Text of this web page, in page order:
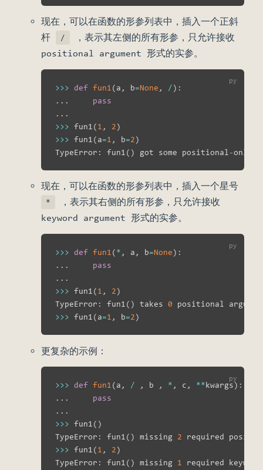
现在，可以在函数的形参列表中，插入一个正斜
杆
/
，表示其左侧的所有形参，只允许接收
positional argument 形式的实参。
>>> def fun1 (a , b=None , /) :
. . .
pass
. . .
>>> fun1 (1 , 2)
>>> fun1 (a=1 , b=2)
TypeError : fun1 ( ) got some positional -only
现在，可以在函数的形参列表中，插入一个星号
*
，表示其右侧的所有形参，只允许接收
keyword argument 形式的实参。
>>> def fun1 (* , a , b=None) :
. . .
pass
. . .
>>> fun1 (1 , 2)
TypeError : fun1 ( ) takes 0 positional
>>> fun1 (a=1 , b=2)
更复杂的示例：
>>> def fun1(a , / , b , * , c , **kwargs) :
. . .
pass
. . .
>>> fun1( )
TypeError : fun1( ) missing 2 required
>>> fun1(1 , 2)
TypeError : fun1( ) missing 1 required keyword